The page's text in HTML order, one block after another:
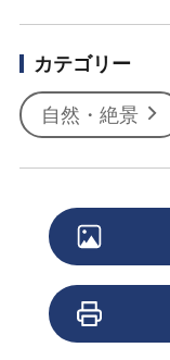
カテゴリー
自然・絶景